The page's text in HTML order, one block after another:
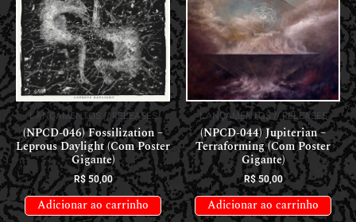
LANÇAMENTOS // RELEASES
(NPCD-046) Fossilization –
Leprous Daylight (Com Poster
Gigante)
R$50,00
Adicionar ao carrinho
LANÇAMENTOS // RELEASES
(NPCD-044) Jupiterian –
Terraforming (Com Poster
Gigante)
R$50,00
Adicionar ao carrinho